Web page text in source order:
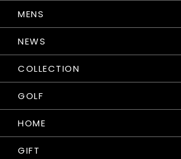
MENS
NEWS
COLLECTION
GOLF
HOME
GIFT